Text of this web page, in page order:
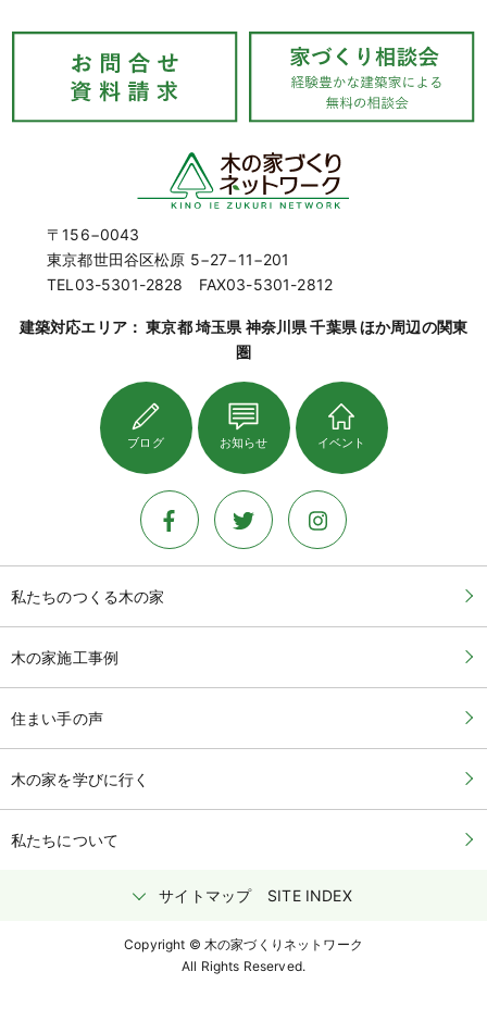
〒156−0043
東京都世田谷区松原 5−27−11−201
TEL03-5301-2828 FAX03-5301-2812
建築対応エリア： 東京都 埼玉県 神奈川県 千葉県 ほか周辺の関東
圏
ブログ お知らせ イベント
私たちのつくる木の家
木の家施工事例
住まい手の声
木の家を学びに行く
私たちについて
サイトマップ SITE INDEX
Copyright © 木の家づくりネットワーク
All Rights Reserved.